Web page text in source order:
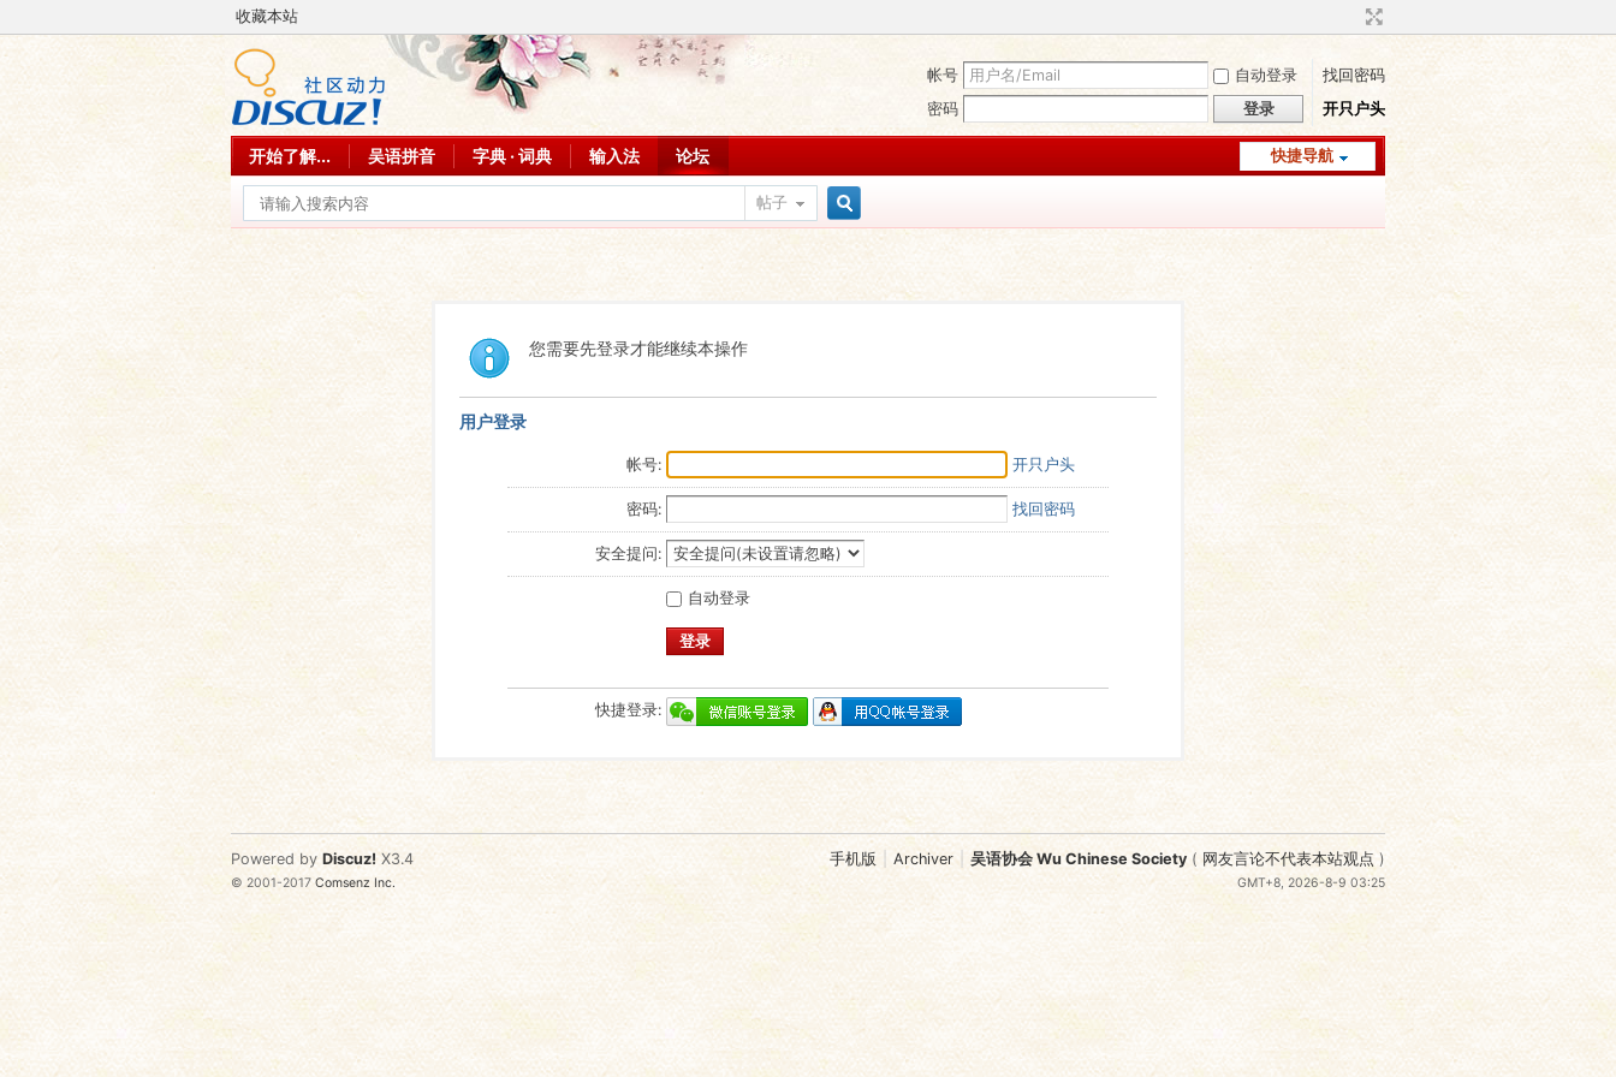
收藏本站
帐号 自动登录
找回密码
密码
登录 开只户头
快捷导航
开始了解... 吴语拼音 字典 · 词典 输入法 论坛
帖子
您需要先登录才能继续本操作
用户登录
帐号: 开只户头
密码: 找回密码
安全提问:
自动登录
登录
快捷登录:
手机版 Archiver 吴语协会 Wu Chinese Society ( 网友言论不代表本站观点 )
GMT+8, 2026-8-9 03:25
Powered by Discuz! X3.4
© 2001-2017Comsenz Inc.